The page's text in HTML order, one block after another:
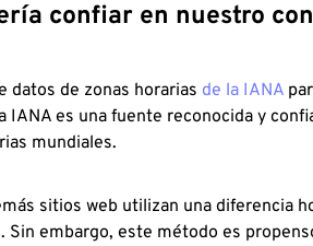
confiar en nuestro
datos de zonas horarias de la IANA
IANA es una fuente reconocida y
mundiales.
sitios web utilizan una diferencia
Sin embargo, este método es